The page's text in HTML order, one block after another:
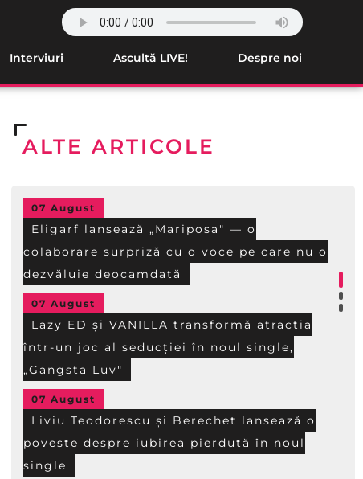
Interviuri Ascultă LIVE! Despre noi
ALTE ARTICOLE
07 August
Eligarf lansează „Mariposa" — o
colaborare surpriză cu o voce pe care nu o
dezvăluie deocamdată
07 August
Lazy ED și VANILLA transformă atracția
într-un joc al seducției în noul single,
„Gangsta Luv"
07 August
Liviu Teodorescu și Berechet lansează o
poveste despre iubirea pierdută în noul
single